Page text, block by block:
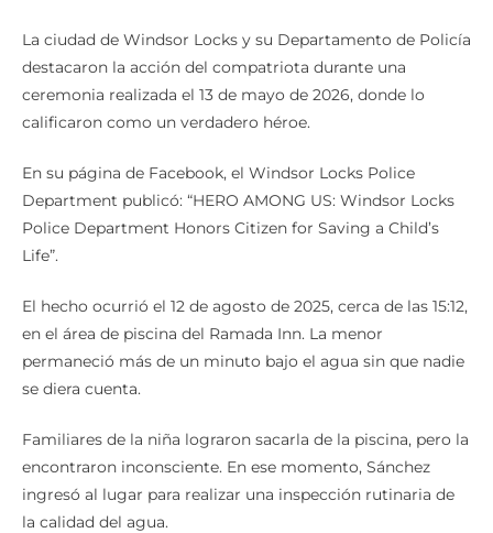
La ciudad de Windsor Locks y su Departamento de Policía
destacaron la acción del compatriota durante una
ceremonia realizada el 13 de mayo de 2026, donde lo
calificaron como un verdadero héroe.
En su página de Facebook, el Windsor Locks Police
Department publicó: “HERO AMONG US: Windsor Locks
Police Department Honors Citizen for Saving a Child’s
Life”.
El hecho ocurrió el 12 de agosto de 2025, cerca de las 15:12,
en el área de piscina del Ramada Inn. La menor
permaneció más de un minuto bajo el agua sin que nadie
se diera cuenta.
Familiares de la niña lograron sacarla de la piscina, pero la
encontraron inconsciente. En ese momento, Sánchez
ingresó al lugar para realizar una inspección rutinaria de
la calidad del agua.